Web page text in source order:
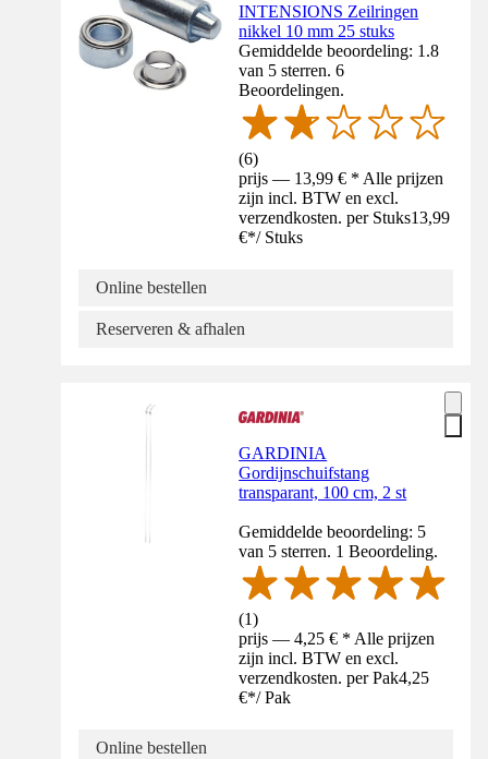
INTENSIONS Zeilringen
nikkel 10 mm 25 stuks
Gemiddelde beoordeling: 1.8
van 5 sterren. 6
Beoordelingen.
(6)
prijs — 13,99 € * Alle prijzen
zijn incl. BTW en excl.
verzendkosten. per Stuks13,99
€*/ Stuks
Online bestellen
Reserveren & afhalen
GARDINIA
Gordijnschuifstang
transparant, 100 cm, 2 st
Gemiddelde beoordeling: 5
van 5 sterren. 1 Beoordeling.
(1)
prijs — 4,25 € * Alle prijzen
zijn incl. BTW en excl.
verzendkosten. per Pak4,25
€*/ Pak
Online bestellen